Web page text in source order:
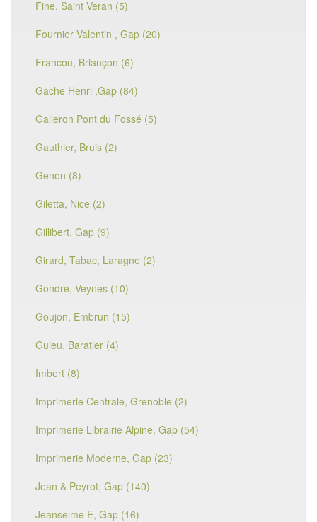
Fine, Saint Veran (5)
Fournier Valentin , Gap (20)
Francou, Briançon (6)
Gache Henri ,Gap (84)
Galleron Pont du Fossé (5)
Gauthier, Bruis (2)
Genon (8)
Giletta, Nice (2)
Gillibert, Gap (9)
Girard, Tabac, Laragne (2)
Gondre, Veynes (10)
Goujon, Embrun (15)
Guieu, Baratier (4)
Imbert (8)
Imprimerie Centrale, Grenoble (2)
Imprimerie Librairie Alpine, Gap (54)
Imprimerie Moderne, Gap (23)
Jean & Peyrot, Gap (140)
Jeanselme E, Gap (16)